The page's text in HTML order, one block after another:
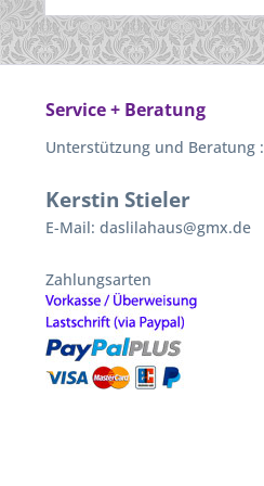
Service + Beratung
Unterstützung und Beratung :
Kerstin Stieler
E-Mail: daslilahaus@gmx.de
Zahlungsarten